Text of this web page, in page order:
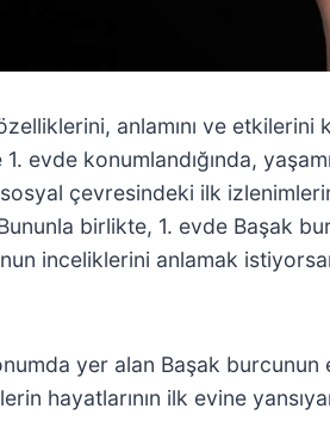
anlamını ve
evde konumlandığında,
sosyal çevresindeki ilk
birlikte, 1. evde Başak
inceliklerini anlamak
yer alan Başak
hayatlarının ilk evine